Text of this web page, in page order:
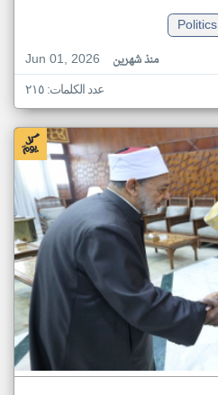
Politics
Jun 01, 2026
منذ شهرين
عدد الكلمات: ٢١٥